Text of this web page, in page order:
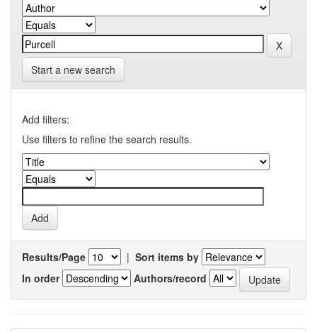
Start a new search
Add filters:
Use filters to refine the search results.
Results/Page | Sort items by
In order
Authors/record